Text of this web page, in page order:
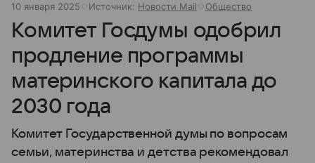
10 января 2025 Источник: Новости Mail Общество
Комитет Госдумы одобрил
продление программы
материнского капитала до
2030 года
Комитет Государственной думы по вопросам
семьи, материнства и детства рекомендовал